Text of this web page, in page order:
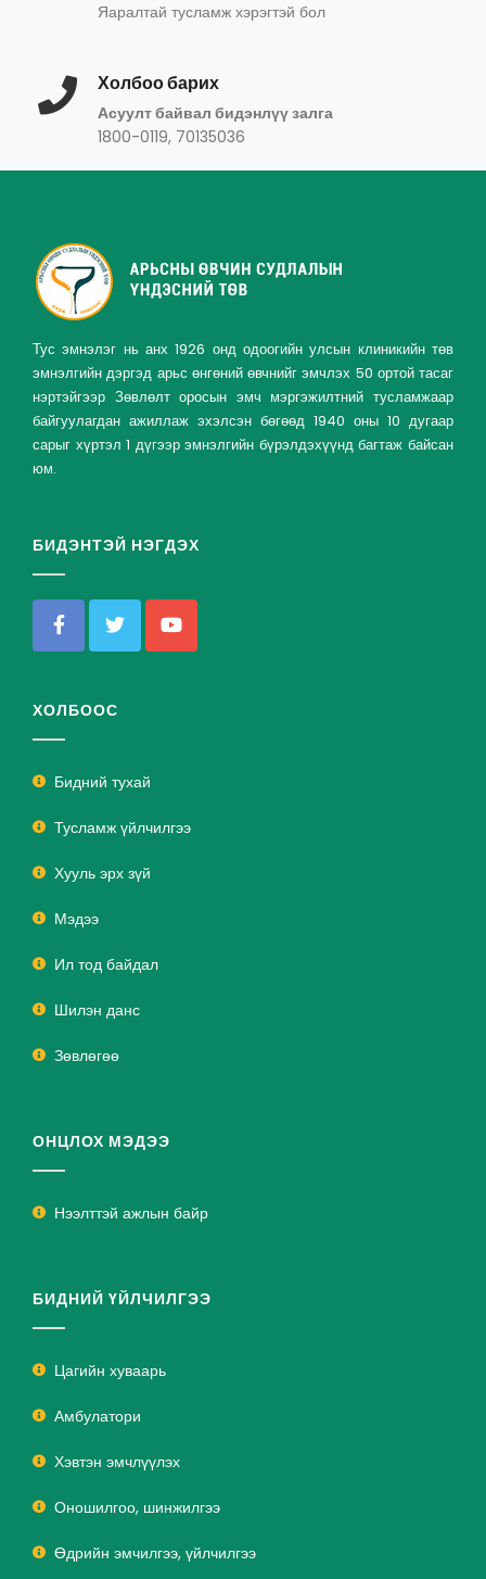
Яаралтай тусламж хэрэгтэй бол
Холбоо барих
Асуулт байвал бидэнлүү залга
1800-0119, 70135036
Тус эмнэлэг нь анх 1926 онд одоогийн улсын клиникийн төв
эмнэлгийн дэргэд арьс өнгөний өвчнийг эмчлэх 50 ортой тасаг
нэртэйгээр Зөвлөлт оросын эмч мэргэжилтний тусламжаар
байгуулагдан ажиллаж эхэлсэн бөгөөд 1940 оны 10 дугаар
сарыг хүртэл 1 дүгээр эмнэлгийн бүрэлдэхүүнд багтаж байсан
юм.
БИДЭНТЭЙ НЭГДЭХ
ХОЛБООС
Бидний тухай
Тусламж үйлчилгээ
Хууль эрх зүй
Мэдээ
Ил тод байдал
Шилэн данс
Зөвлөгөө
ОНЦЛОХ МЭДЭЭ
Нээлттэй ажлын байр
БИДНИЙ ҮЙЛЧИЛГЭЭ
Цагийн хуваарь
Амбулатори
Хэвтэн эмчлүүлэх
Оношилгоо, шинжилгээ
Өдрийн эмчилгээ, үйлчилгээ